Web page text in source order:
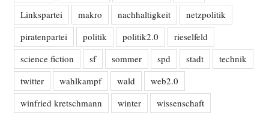
Linkspartei
makro nachhaltigkeit
netzpolitik
piratenpartei
politik politik2.0
rieselfeld
science fiction
sf sommer spd stadt
technik
twitter
wahlkampf wald
web2.0
winfried kretschmann
winter wissenschaft